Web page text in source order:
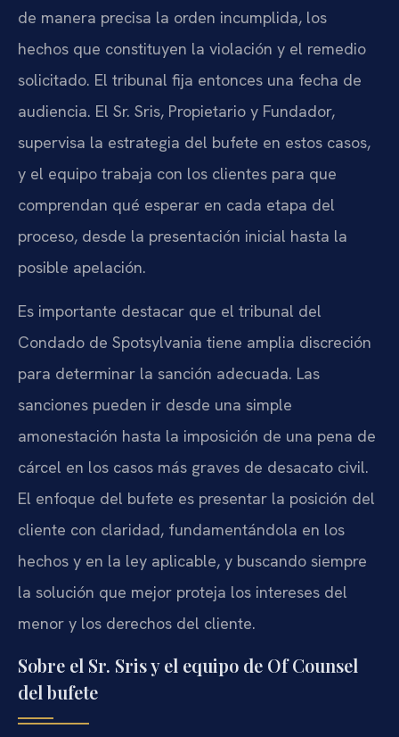
de manera precisa la orden incumplida, los
hechos que constituyen la violación y el remedio
solicitado. El tribunal fija entonces una fecha de
audiencia. El Sr. Sris, Propietario y Fundador,
supervisa la estrategia del bufete en estos casos,
y el equipo trabaja con los clientes para que
comprendan qué esperar en cada etapa del
proceso, desde la presentación inicial hasta la
posible apelación.
Es importante destacar que el tribunal del
Condado de Spotsylvania tiene amplia discreción
para determinar la sanción adecuada. Las
sanciones pueden ir desde una simple
amonestación hasta la imposición de una pena de
cárcel en los casos más graves de desacato civil.
El enfoque del bufete es presentar la posición del
cliente con claridad, fundamentándola en los
hechos y en la ley aplicable, y buscando siempre
la solución que mejor proteja los intereses del
menor y los derechos del cliente.
Sobre el Sr. Sris y el equipo de Of Counsel
del bufete